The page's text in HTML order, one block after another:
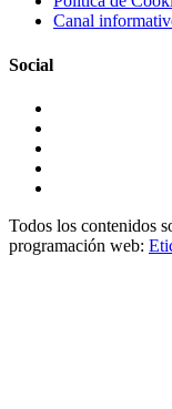
Canal
Social
Todos los contenidos
programación web: